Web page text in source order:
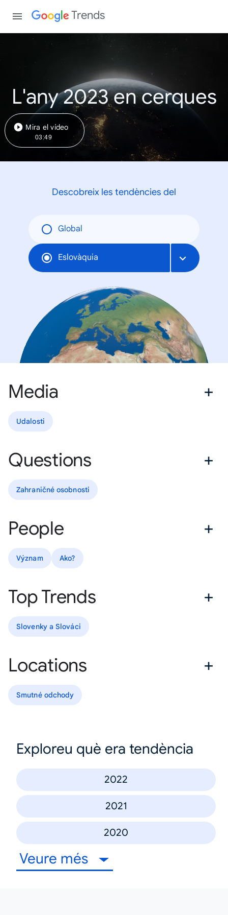
Trends
L'any 2023 en cerques
Mira el vídeo
03:49
Descobreix les tendències del
Global
Eslovàquia
Media
Udalosti
Questions
Zahraničné osobnosti
People
Význam Ako?
Top Trends
Slovenky a Slováci
Locations
Smutné odchody
Exploreu què era tendència
2022
2021
2020
Veure més